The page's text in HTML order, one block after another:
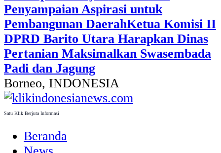
Penyampaian Aspirasi untuk
Pembangunan DaerahKetua Komisi II
DPRD Barito Utara Harapkan Dinas
Pertanian Maksimalkan Swasembada
Padi dan Jagung
Borneo, INDONESIA
Satu Klik Berjuta Informasi
Beranda